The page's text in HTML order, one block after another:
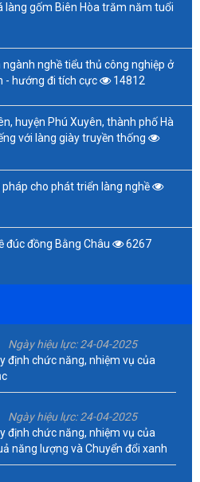
làng gốm Biên Hòa trăm năm tuổi
ngành nghề tiểu thủ công nghiệp ở
- hướng đi tích cực
14812
huyện Phú Xuyên, thành phố Hà
với làng giày truyền thống
pháp cho phát triển làng nghề
đúc đồng Bằng Châu 6267
Ngày hiệu lực: 24-04-2025
định chức năng, nhiệm vụ của
Ngày hiệu lực: 24-04-2025
định chức năng, nhiệm vụ của
năng lượng và Chuyển đổi xanh